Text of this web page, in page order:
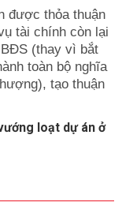
được thỏa thuận
tài chính còn lại
(thay vì bắt
toàn bộ nghĩa
tạo thuận
loạt dự án ở